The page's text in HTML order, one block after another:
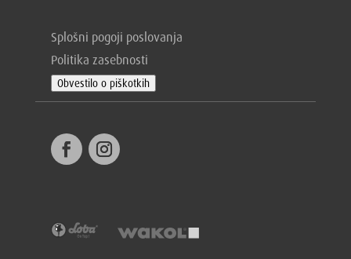
Splošni pogoji poslovanja
Politika zasebnosti
Obvestilo o piškotkih